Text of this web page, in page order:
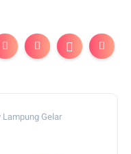
Lampung Gelar